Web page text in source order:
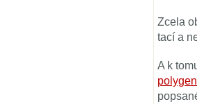
Zcela
tací a
A k